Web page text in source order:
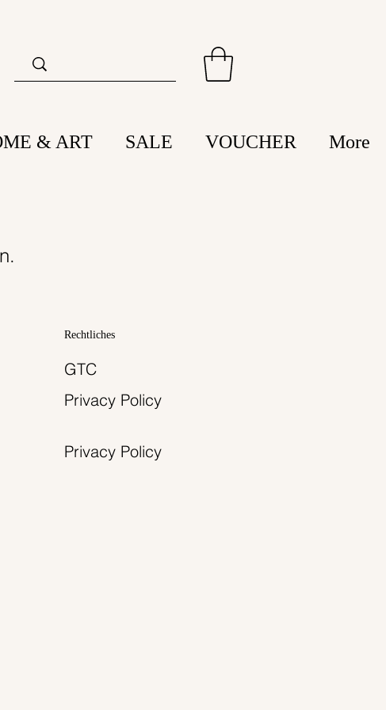
& ART SALE VOUCHER More
Rechtliches
GTC
Privacy Policy
Privacy Policy